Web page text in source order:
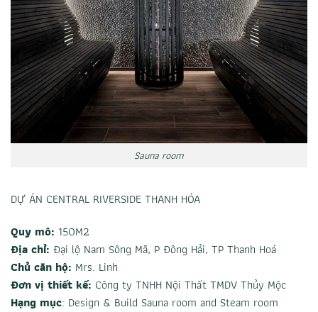
Sauna room
DỰ ÁN CENTRAL RIVERSIDE THANH HÓA
Quy mô: 150M2
Địa chỉ: Đại lộ Nam Sông Mã, P Đông Hải, TP Thanh Hoá
Chủ căn hộ: Mrs. Linh
Đơn vị thiết kế: Công ty TNHH Nội Thất TMDV Thủy Mộc
Hạng mục: Design & Build Sauna room and Steam room